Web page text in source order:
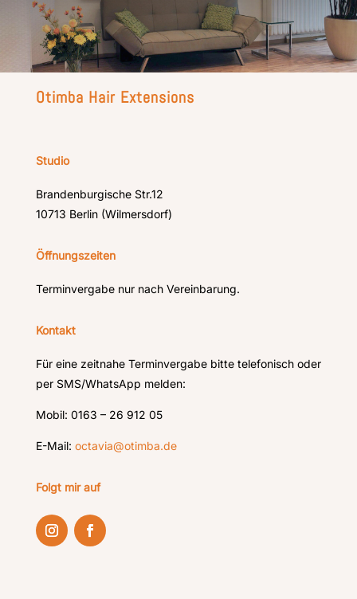
Otimba Hair Extensions
Studio
Brandenburgische Str.12
10713 Berlin (Wilmersdorf)
Öffnungszeiten
Terminvergabe nur nach Vereinbarung.
Kontakt
Für eine zeitnahe Terminvergabe bitte telefonisch oder
per SMS/WhatsApp melden:
Mobil: 0163 – 26 912 05
E-Mail: octavia@otimba.de
Folgt mir auf